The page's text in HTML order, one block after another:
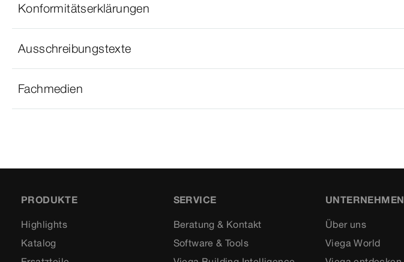
Konformitätserklärungen
Ausschreibungstexte
Fachmedien
PRODUKTE
Highlights
Katalog
SERVICE
Beratung & Kontakt
Software & Tools
UNTERNEHMEN
Über uns
Viega World